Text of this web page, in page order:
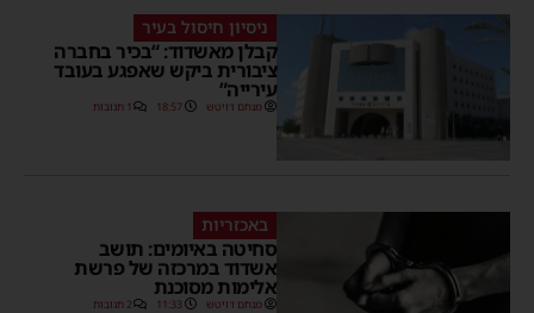
ניסיון חיסול בעיר
קבלן מאשדוד: “בכיר בחברה
ציבורית ביקש שאפגע בעובד
עירייה”
מנחם דויטש 18:57 1 תגובות
באכזריות
סחיטה באיומים: תושב
אשדוד במרכזה של פרשת
אלימות מסוכנת
מנחם דויטש 11:33 2 תגובות